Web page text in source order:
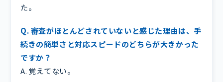
た。
Q. 審査がほとんどされていないと感じた理由は、手
続きの簡単さと対応スピードのどちらが大きかった
ですか？
A. 覚えてない。